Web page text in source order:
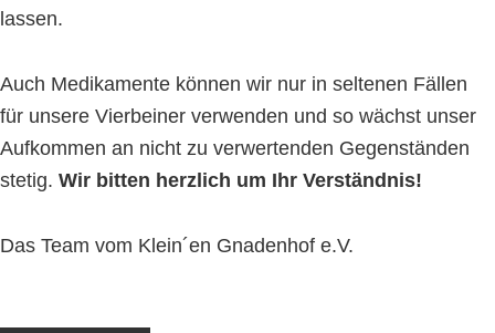
lassen.
Auch Medikamente können wir nur in seltenen Fällen
für unsere Vierbeiner verwenden und so wächst unser
Aufkommen an nicht zu verwertenden Gegenständen
stetig. Wir bitten herzlich um Ihr Verständnis!
Das Team vom Klein´en Gnadenhof e.V.